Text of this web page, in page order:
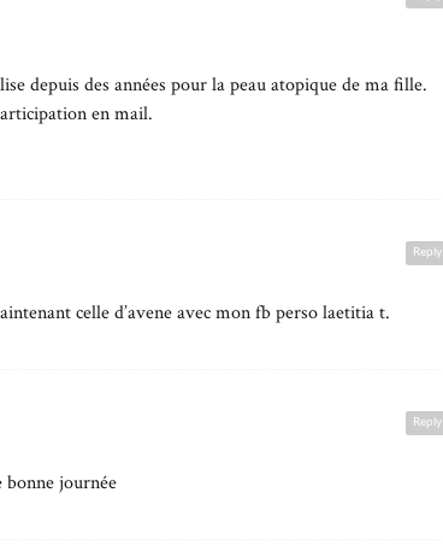
depuis des années pour la peau atopique de ma fille.
en mail.
Reply
celle d’avene avec mon fb perso laetitia t.
Reply
journée